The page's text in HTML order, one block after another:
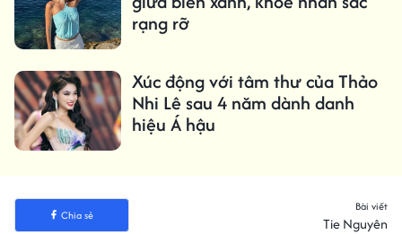
rạng rỡ
Xúc động với tâm thư của Thảo
Nhi Lê sau 4 năm dành danh
hiệu Á hậu
Chia sẻ
Bài viết
Tie Nguyên